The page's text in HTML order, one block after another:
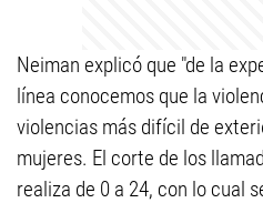
Neiman explicó que "de la
línea conocemos que la
violencias más difícil de
mujeres. El corte de los
realiza de 0 a 24, con lo cual